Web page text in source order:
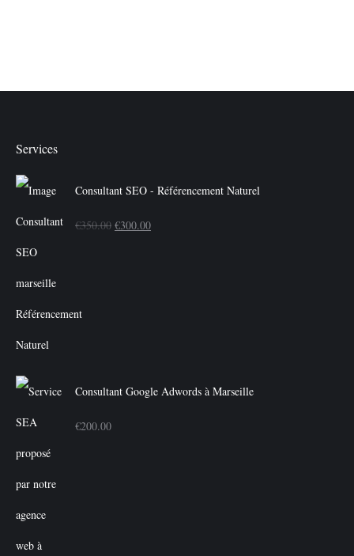
Services
Consultant SEO - Référencement Naturel
€350.00 Le
€300.00Le
Consultant Google Adwords à Marseille
€200.00